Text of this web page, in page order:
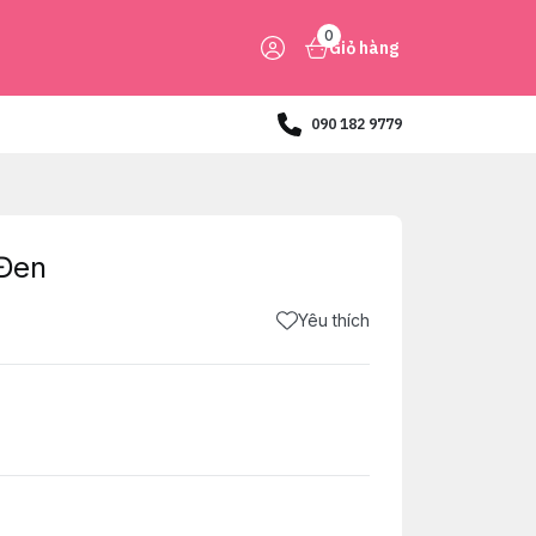
0
Giỏ hàng
090 182 9779
Yêu thích